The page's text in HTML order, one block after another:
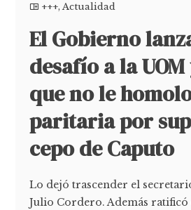
+++,Actualidad
El Gobierno
desafío a la
que no le
paritaria por
cepo de Caputo
Lo dejó trascender el
Julio Cordero. Además